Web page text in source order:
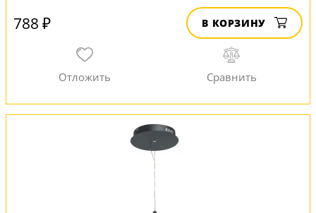
788 ₽ В КОРЗИНУ